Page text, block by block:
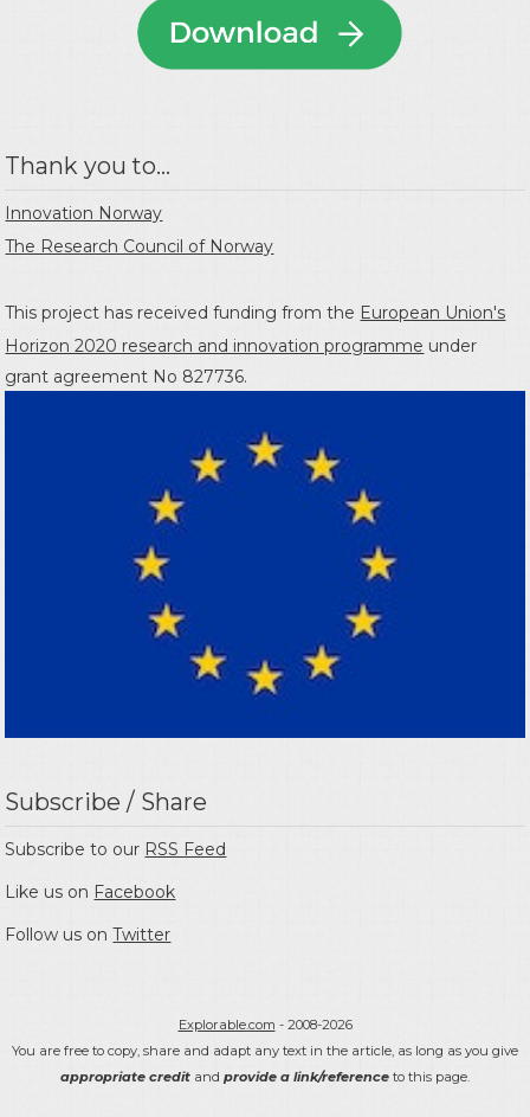
Thank you to...
Innovation Norway
The Research Council of Norway
This project has received funding from the European Union's
Horizon 2020 research and innovation programme under
grant agreement No 827736.
Subscribe / Share
Subscribe to our RSS Feed
Like us on Facebook
Follow us onTwitter
Explorable.com - 2008-2026
You are free to copy, share and adapt any text in the article, as long as you give
appropriate credit and provide a link/reference to this page.